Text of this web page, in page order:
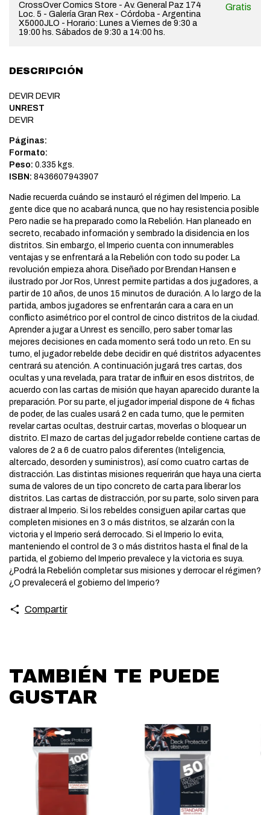
CrossOver Comics Store - Av. General Paz 174
Loc. 5 - Galería Gran Rex - Córdoba - Argentina
X5000JLO - Horario: Lunes a Viernes de 9:30 a
19:00 hs. Sábados de 9:30 a 14:00 hs.
Gratis
DESCRIPCIÓN
DEVIR DEVIR
UNREST
DEVIR
Páginas:
Formato:
Peso: 0.335 kgs.
ISBN: 8436607943907
Nadie recuerda cuándo se instauró el régimen del Imperio. La
gente dice que no acabará nunca, que no hay resistencia posible
Pero nadie se ha preparado como la Rebelión. Han planeado en
secreto, recabado información y sembrado la disidencia en los
distritos. Sin embargo, el Imperio cuenta con innumerables
ventajas y se enfrentará a la Rebelión con todo su poder. La
revolución empieza ahora. Diseñado por Brendan Hansen e
ilustrado por Jor Ros, Unrest permite partidas a dos jugadores, a
partir de 10 años, de unos 15 minutos de duración. A lo largo de la
partida, ambos jugadores se enfrentarán cara a cara en un
conflicto asimétrico por el control de cinco distritos de la ciudad.
Aprender a jugar a Unrest es sencillo, pero saber tomar las
mejores decisiones en cada momento será todo un reto. En su
turno, el jugador rebelde debe decidir en qué distritos adyacentes
centrará su atención. A continuación jugará tres cartas, dos
ocultas y una revelada, para tratar de influir en esos distritos, de
acuerdo con las cartas de misión que hayan aparecido durante la
preparación. Por su parte, el jugador imperial dispone de 4 fichas
de poder, de las cuales usará 2 en cada turno, que le permiten
revelar cartas ocultas, destruir cartas, moverlas o bloquear un
distrito. El mazo de cartas del jugador rebelde contiene cartas de
valores de 2 a 6 de cuatro palos diferentes (Inteligencia,
altercado, desorden y suministros), así como cuatro cartas de
distracción. Las distintas misiones requerirán que haya una cierta
suma de valores de un tipo concreto de carta para liberar los
distritos. Las cartas de distracción, por su parte, solo sirven para
distraer al Imperio. Si los rebeldes consiguen apilar cartas que
completen misiones en 3 o más distritos, se alzarán con la
victoria y el Imperio será derrocado. Si el Imperio lo evita,
manteniendo el control de 3 o más distritos hasta el final de la
partida, el gobierno del Imperio prevalece y la victoria es suya.
¿Podrá la Rebelión completar sus misiones y derrocar el régimen?
¿O prevalecerá el gobierno del Imperio?
Compartir
TAMBIÉN TE PUEDE
GUSTAR